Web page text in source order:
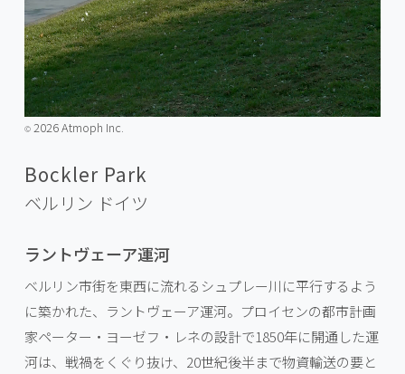
©️2026 Atmoph Inc.
Bockler Park
ベルリン ドイツ
ラントヴェーア運河
ベルリン市街を東西に流れるシュプレー川に平行するよう
に築かれた、ラントヴェーア運河。プロイセンの都市計画
家ペーター・ヨーゼフ・レネの設計で1850年に開通した運
河は、戦禍をくぐり抜け、20世紀後半まで物資輸送の要と